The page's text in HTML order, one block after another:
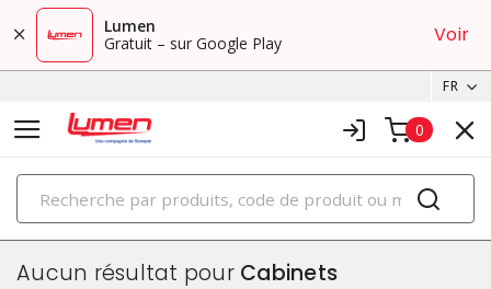
Lumen
Gratuit – sur Google Play
Voir
FR
0
PRODUITS
boîtiers et cabinets
Aucun résultat pourCabinets